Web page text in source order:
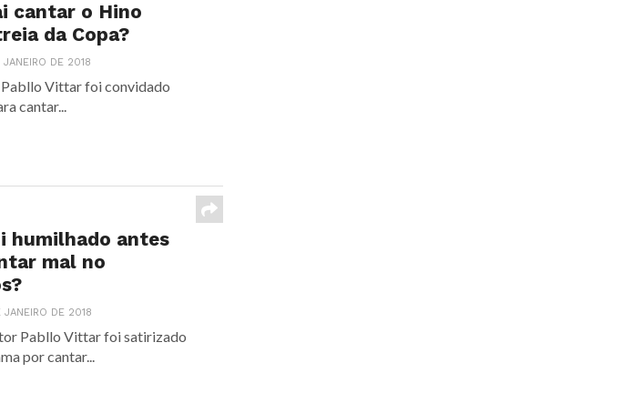
cantar o Hino
da Copa?
JANEIRO DE 2018
Pabllo Vittar foi convidado
cantar...
humilhado antes
mal no
JANEIRO DE 2018
Pabllo Vittar foi satirizado
por cantar...